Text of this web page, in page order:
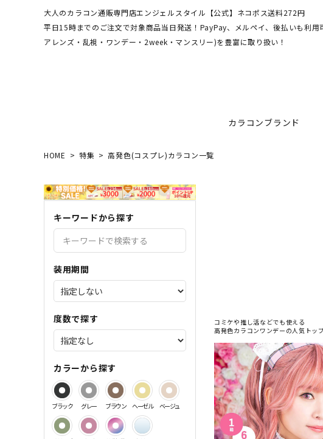
大人のカラコン通販専門店エンジェルスタイル【公式】ネコポス送料272円
平日15時までのご注文で対象商品当日発送！PayPay、メルペイ、後払いも利
アレンズ・乱視・ワンデー・2week・マンスリー)を豊富に取り扱い！
カラコンブランド
ディファインモイスト
エバーカラーシリーズ
レヴィアワンマンス
3CE
その他ブランドはこちら
乱視カラコン比較
バレないカラコン
サンドイッチ製法特集
HOME 特集 高発色(コスプレ)カラコン一覧
キーワードから探す
装用期間
度数で探す
カラーから探す
ブラック グレー ブラウン ヘーゼル ベージュ
コミケや推し活などでも使える
高発色カラコンワンデーの人気トッ